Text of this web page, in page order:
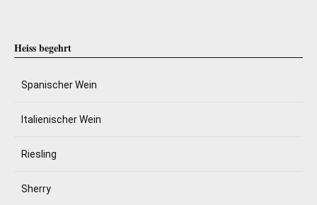
Heiss begehrt
Spanischer Wein
Italienischer Wein
Riesling
Sherry